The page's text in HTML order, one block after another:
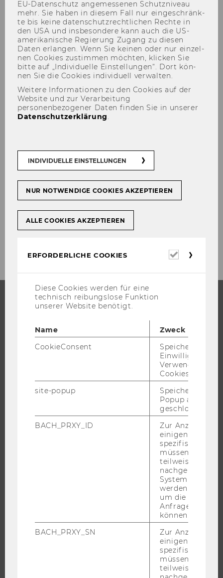
Die an­ge­for­der­ten In­hal­te sind zu­griffs­ge­
schützt. Bitte mel­den Sie sich an, um auf die
In­hal­te zu­grei­fen zu kön­nen.
Falls Sie be­reits an­ge­mel­det sind (siehe unten)
haben Sie kei­nen Zu­griff auf die ge­nann­ten In­
hal­te.
Mitarbeiter/innen
Anmelden
INTERNE ANMELDUNG
WARUM WU?
BACHELOR
EXECUTIVE EDUCATION
INTERNATIONALE UND INCOMING EXCHANGE STUDIERENDE
ANGEBOTE FÜR SCHULEN UND STUDIENINTERESSIERTE
EU-​Datenschutz an­ge­mes­se­nen Schutz­ni­veau
mehr. Sie haben in die­sem Fall nur ein­ge­schränk­
te bis keine da­ten­schutz­recht­li­chen Rech­te in
den USA und ins­be­son­de­re kann auch die US-​
amerikanische Re­gie­rung Zu­gang zu die­sen
Daten er­lan­gen. Wenn Sie kei­nen oder nur ein­zel­
nen Coo­kies zu­stim­men möch­ten, kli­cken Sie
bitte auf „In­di­vi­du­el­le Ein­stel­lun­gen“. Dort kön­
nen Sie die Coo­kies in­di­vi­du­ell ver­wal­ten.
Weitere Informationen zu den Cookies auf der
Website und zur Verarbeitung
personenbezogener Daten finden Sie in unserer
Datenschutzerklärung.
INDIVIDUELLE EINSTELLUNGEN
NUR NOTWENDIGE COOKIES AKZEPTIEREN
ALLE COOKIES AKZEPTIEREN
ERFORDERLICHE COOKIES
Diese Cookies werden für eine
technisch reibungslose Funktion
unserer Website benötigt.
Name
Zweck
CookieConsent
Speichert Ihre
Einwilligung zur
Verwendung von
Cookies.
site-popup
Speichert ob ein
Popup
geschlossen
BACH_PRXY_ID
Zur Anzeige von
einigen WU-
spezifischen
müssen
teilweise von
nachgelagerten
System
werden.
um die Antwort
Anfrage
können.
BACH_PRXY_SN
Zur Anzeige von
einigen WU-
spezifischen
müssen
teilweise von